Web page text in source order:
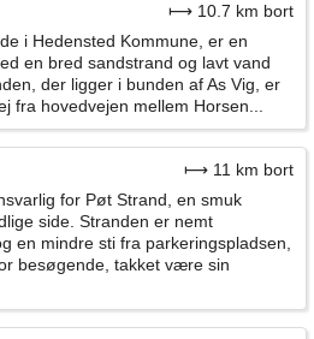
⟼ 10.7 km bort
i Hedensted Kommune, er en
en bred sandstrand og lavt vand
der ligger i bunden af As Vig, er
fra hovedvejen mellem Horsen...
⟼ 11 km bort
for Pøt Strand, en smuk
side. Stranden er nemt
en mindre sti fra parkeringspladsen,
besøgende, takket være sin